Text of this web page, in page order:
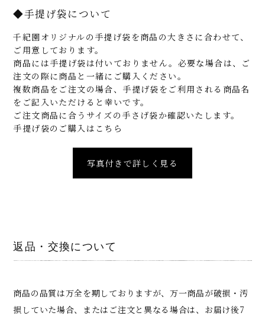
◆手提げ袋について
千紀園オリジナルの手提げ袋を商品の大きさに合わせて、
ご用意しております。
商品には手提げ袋は付いておりません。必要な場合は、ご
注文の際に商品と一緒にご購入ください。
複数商品をご注文の場合、手提げ袋をご利用される商品名
をご記入いただけると幸いです。
ご注文商品に合うサイズの手さげ袋か確認いたします。
手提げ袋のご購入はこちら
写真付きで詳しく見る
返品・交換について
商品の品質は万全を期しておりますが、万一商品が破損・汚
損していた場合、またはご注文と異なる場合は、お届け後7